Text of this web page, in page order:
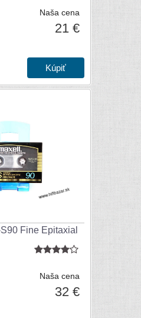
Naša cena
21 €
Fine Epitaxial
Naša cena
32 €